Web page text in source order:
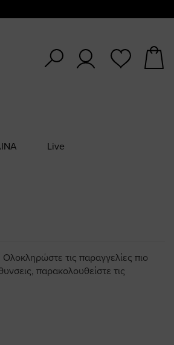
Live
τις παραγγελίες πιο
παρακολουθείστε τις